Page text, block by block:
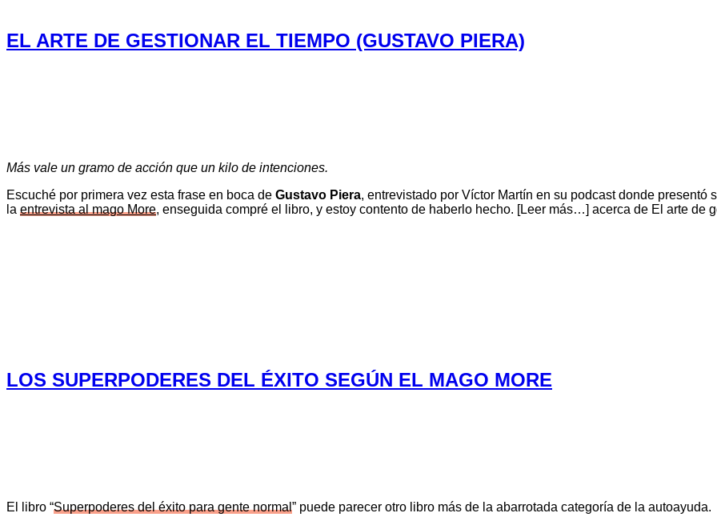
EL ARTE DE GESTIONAR EL TIEMPO (GUSTAVO PIERA)
Más vale un gramo de acción que un kilo de intenciones.
Escuché por primera vez esta frase en boca de Gustavo Piera, entrevistado por Víctor Martín en su podcast donde presentó
la entrevista al mago More, enseguida compré el libro, y estoy contento de haberlo hecho. [Leer más…] acerca de El arte de
LOS SUPERPODERES DEL ÉXITO SEGÚN EL MAGO MORE
El libro “Superpoderes del éxito para gente normal” puede parecer otro libro más de la abarrotada categoría de la autoayuda.